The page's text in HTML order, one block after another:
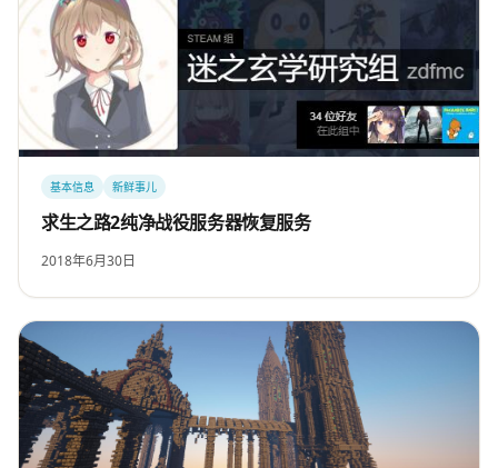
基本信息 新鲜事儿
求生之路2纯净战役服务器恢复服务
2018年6月30日